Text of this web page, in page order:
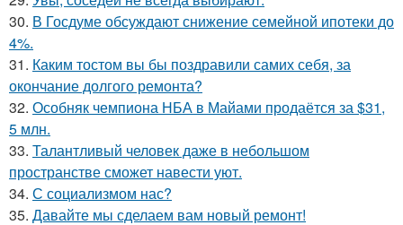
30. В Госдуме обсуждают снижение семейной ипотеки до
4%.
31. Каким тостом вы бы поздравили самих себя, за
окончание долгого ремонта?
32. Особняк чемпиона НБА в Майами продаётся за $31,
5 млн.
33. Талантливый человек даже в небольшом
пространстве сможет навести уют.
34. С социализмом нас?
35. Давайте мы сделаем вам новый ремонт!